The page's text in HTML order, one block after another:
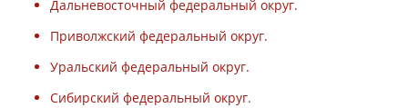
Дальневосточный федеральный округ.
Приволжский федеральный округ.
Уральский федеральный округ.
Сибирский федеральный округ.